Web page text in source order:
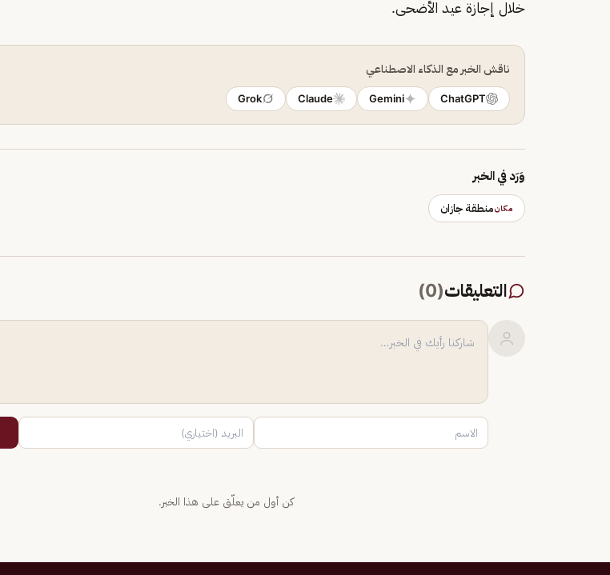
خلال إجازة عيد الأضحى.
ناقش الخبر مع الذكاء الاصطناعي
ChatGPT
Gemini
Claude
Grok
وَرَد في الخبر
مكانمنطقة جازان
التعليقات(
0
)
كن أول من يعلّق على هذا الخبر.